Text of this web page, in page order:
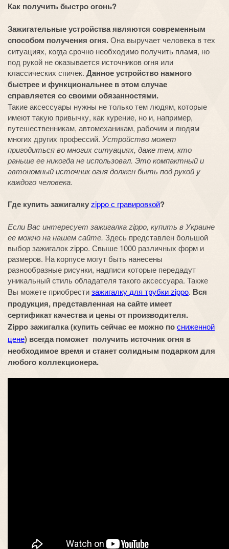
Как получить быстро огонь?
Зажигательные устройства являются современным
способом получения огня.Она выручает человека в тех
ситуациях, когда срочно необходимо получить пламя, но
под рукой не оказывается источников огня или
классических спичек. Данное устройство намного
быстрее и функциональнее в этом случае
справляется со своими обязанностями.
Такие аксессуары нужны не только тем людям, которые
имеют такую привычку, как курение, но и, например,
путешественникам, автомеханикам, рабочим и людям
многих других профессий. Устройство может
пригодиться во многих ситуациях, даже тем, кто
раньше ее никогда не использовал. Это компактный и
автономный источник огня должен быть под рукой у
каждого человека.
Где купить зажигалкуzippo с гравировкой?
Если Вас интересует зажигалка zippo, купить в Украине
ее можно на нашем сайте. Здесь представлен большой
выбор зажигалок zippo. Свыше 1000 различных форм и
размеров. На корпусе могут быть нанесены
разнообразные рисунки, надписи которые передадут
уникальный стиль обладателя такого аксессуара. Также
Вы можете приобрестизажигалку для трубки zippo. Вся
продукция, представленная на сайте имеет
сертификат качества и цены от производителя.
Zippo зажигалка (купить сейчас ее можно посниженной
цене) всегда поможет получить источник огня в
необходимое время и станет солидным подарком для
любого коллекционера.